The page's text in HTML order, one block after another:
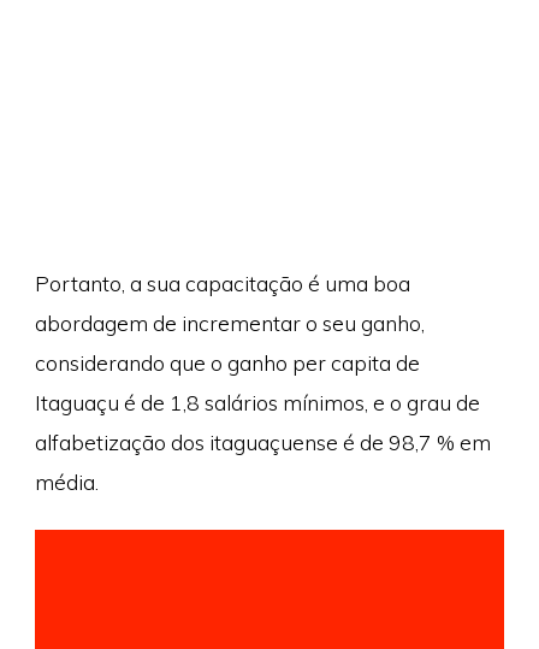
Portanto, a sua capacitação é uma boa
abordagem de incrementar o seu ganho,
considerando que o ganho per capita de
Itaguaçu é de 1,8 salários mínimos, e o grau de
alfabetização dos itaguaçuense é de 98,7 % em
média.